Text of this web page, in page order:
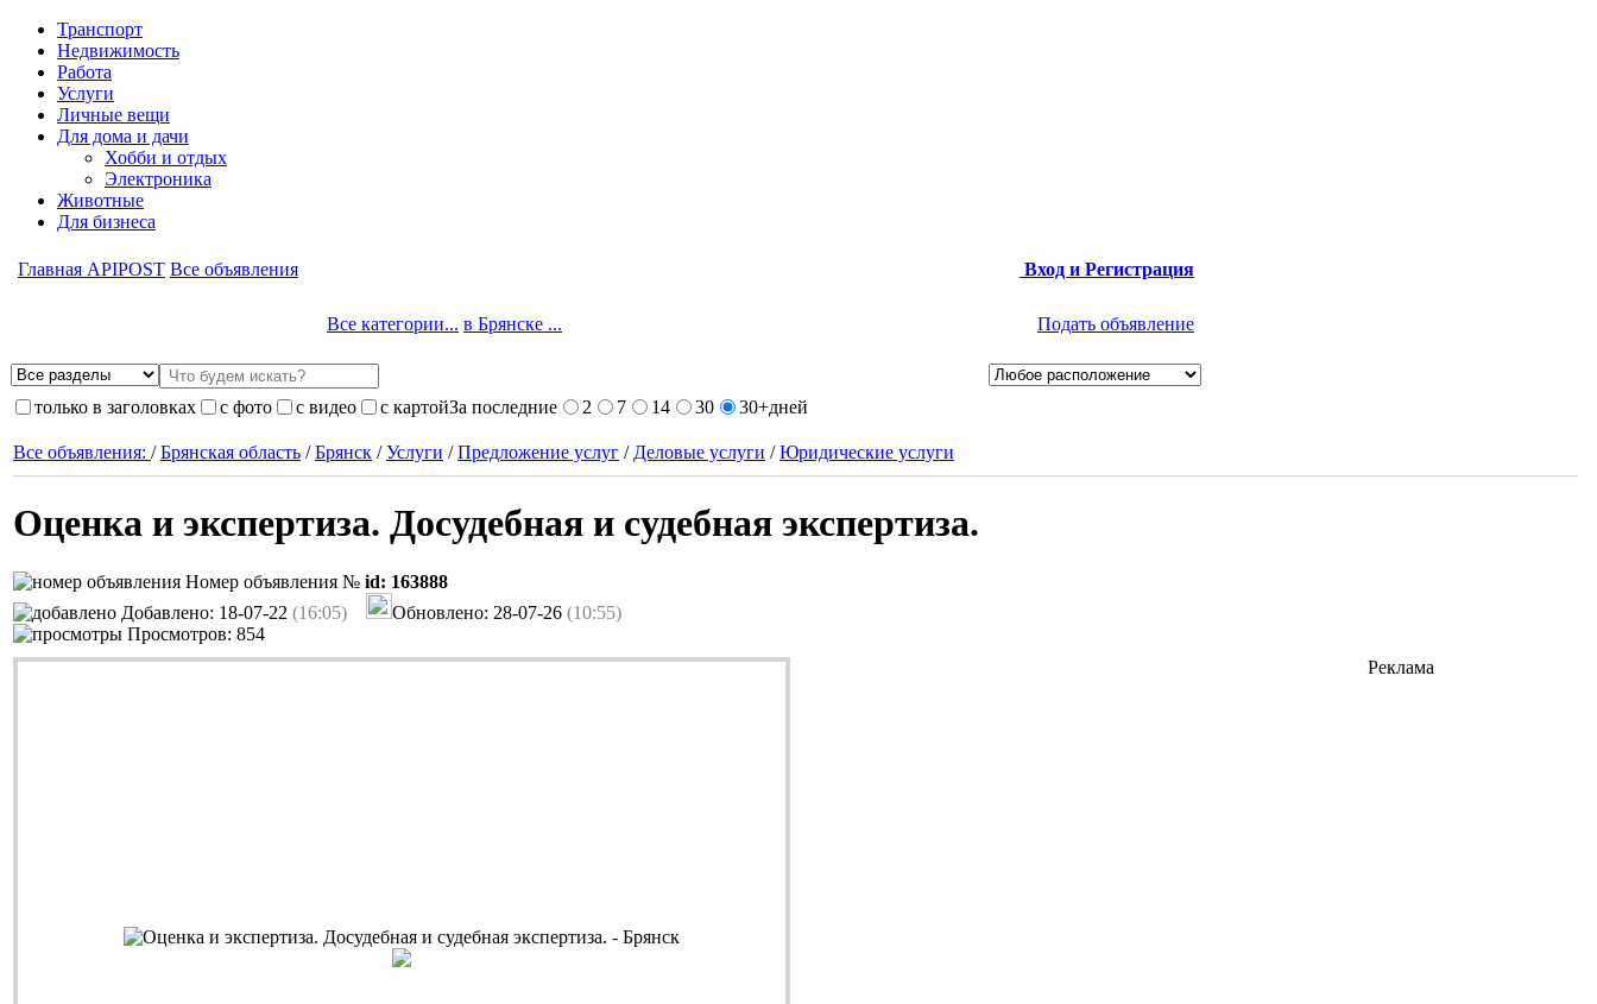
Транспорт
Недвижимость
Работа
Услуги
Личные вещи
Для дома и дачи
Хобби и отдых
Электроника
Животные
Для бизнеса
Главная APIPOST Все объявления Вход и Регистрация
Все категории... в Брянске ... Подать объявление
только в заголовках с фото с видео с картойЗа последние 2 7 14 30 30+дней
Все объявления: /Брянская область /Брянск /Услуги /Предложение услуг / Деловые услуги /Юридические услуги
Оценка и экспертиза. Досудебная и судебная экспертиза.
Номер объявления № id: 163888
Добавлено: 18-07-22 (16:05) Обновлено: 28-07-26 (10:55)
Просмотров: 854
Реклама